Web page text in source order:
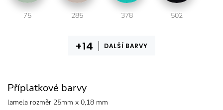
75 285 378 502
DALŠÍ BARVY
Příplatkové barvy
lamela rozměr 25mm x 0,18 mm